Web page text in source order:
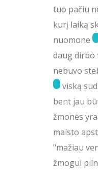
tuo pačiu
kurį laiką
nuomone
daug dirbo
nebuvo
viską
bent jau
žmonės
maisto
"mažiau
žmogui